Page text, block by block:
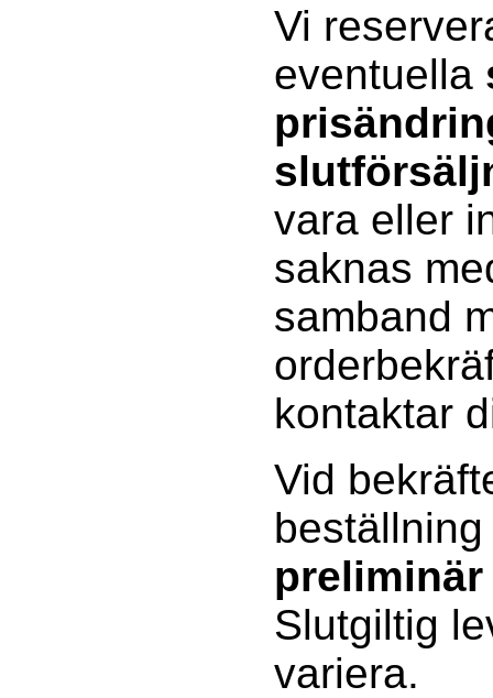
Vi
eventuella
vara eller
saknas
samband
kontaktar
Vid
Slutgiltig
variera.